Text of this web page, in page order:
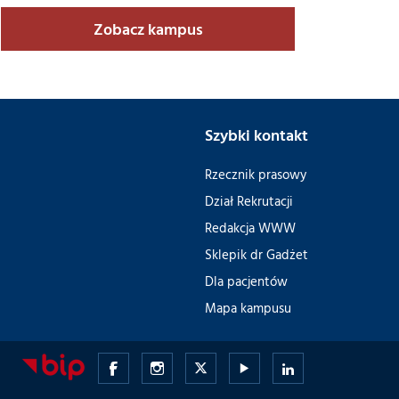
Zobacz kampus
Szybki kontakt
Rzecznik prasowy
Dział Rekrutacji
Redakcja WWW
Sklepik dr Gadżet
Dla pacjentów
Mapa kampusu
GdańskiGdański Gdański GdańskiGdański